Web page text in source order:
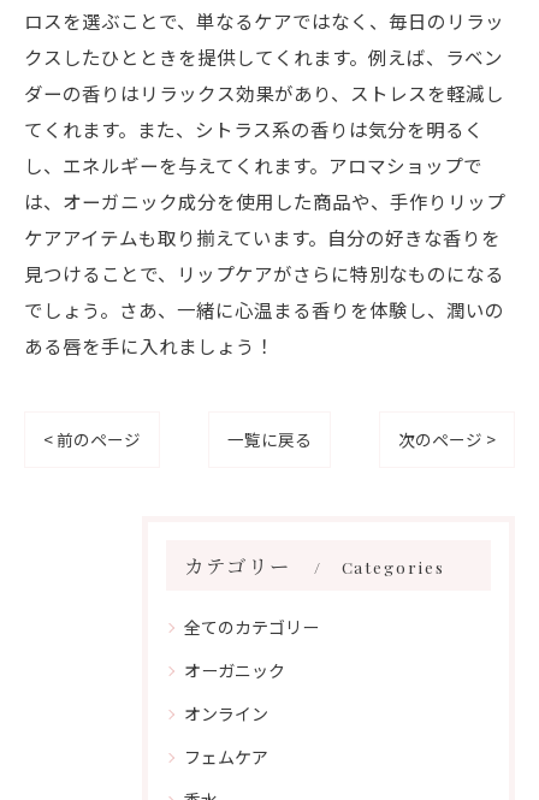
ロスを選ぶことで、単なるケアではなく、毎日のリラッ
クスしたひとときを提供してくれます。例えば、ラベン
ダーの香りはリラックス効果があり、ストレスを軽減し
てくれます。また、シトラス系の香りは気分を明るく
し、エネルギーを与えてくれます。アロマショップで
は、オーガニック成分を使用した商品や、手作りリップ
ケアアイテムも取り揃えています。自分の好きな香りを
見つけることで、リップケアがさらに特別なものになる
でしょう。さあ、一緒に心温まる香りを体験し、潤いの
ある唇を手に入れましょう！
< 前のページ 一覧に戻る 次のページ >
カテゴリー Categories
全てのカテゴリー
オーガニック
オンライン
フェムケア